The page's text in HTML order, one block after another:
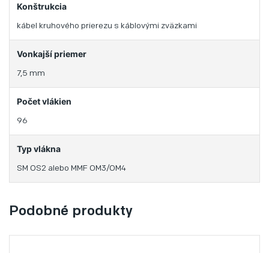
Konštrukcia
kábel kruhového prierezu s káblovými zväzkami
Vonkajší priemer
7,5 mm
Počet vlákien
96
Typ vlákna
SM OS2 alebo MMF OM3/OM4
Podobné produkty